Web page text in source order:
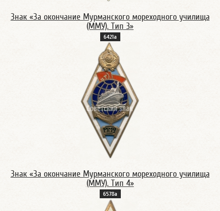
Знак «За окончание Мурманского мореходного училища
(ММУ). Тип 3»
6421а
Знак «За окончание Мурманского мореходного училища
(ММУ). Тип 4»
6578а